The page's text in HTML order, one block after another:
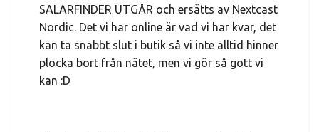
SALARFINDER UTGÅR och ersätts av Nextcast
Nordic. Det vi har online är vad vi har kvar, det
kan ta snabbt slut i butik så vi inte alltid hinner
plocka bort från nätet, men vi gör så gott vi
kan :D